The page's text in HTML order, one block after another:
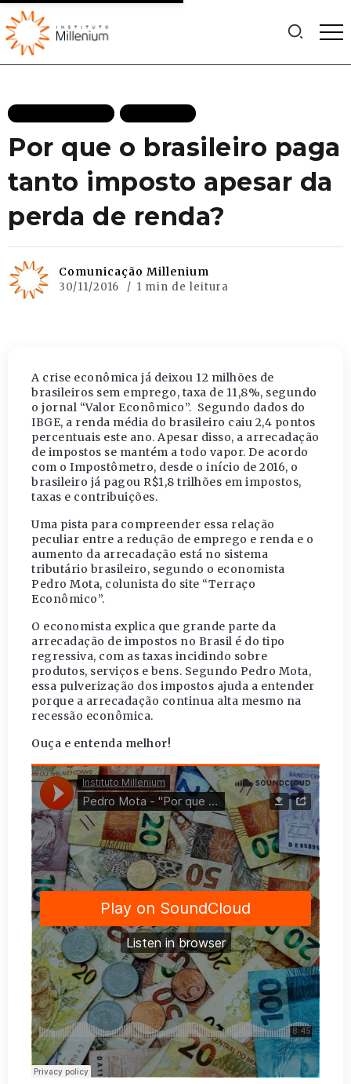
Por que o brasileiro paga
tanto imposto apesar da
perda de renda?
Comunicação Millenium
30/11/2016 1 min de leitura
A crise econômica já deixou 12 milhões de
brasileiros sem emprego, taxa de 11,8%, segundo
o jornal “Valor Econômico”. Segundo dados do
IBGE, a renda média do brasileiro caiu 2,4 pontos
percentuais este ano. Apesar disso, a arrecadação
de impostos se mantém a todo vapor. De acordo
com o Impostômetro, desde o início de 2016, o
brasileiro já pagou R$1,8 trilhões em impostos,
taxas e contribuições.
Uma pista para compreender essa relação
peculiar entre a redução de emprego e renda e o
aumento da arrecadação está no sistema
tributário brasileiro, segundo o economista
Pedro Mota, colunista do site “Terraço
Econômico”.
O economista explica que grande parte da
arrecadação de impostos no Brasil é do tipo
regressiva, com as taxas incidindo sobre
produtos, serviços e bens. Segundo Pedro Mota,
essa pulverização dos impostos ajuda a entender
porque a arrecadação continua alta mesmo na
recessão econômica.
Ouça e entenda melhor!